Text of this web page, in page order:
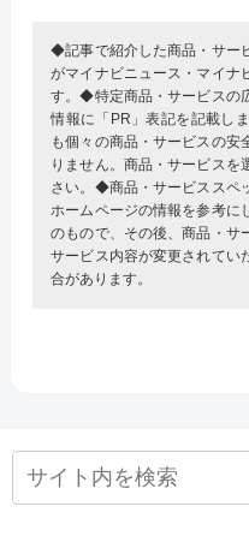
◆記事で紹介した商品・サー
がマイナビニュース・マイナ
す。◆特定商品・サービスの
情報に「PR」表記を記載し
も個々の商品・サービスの安
りません。商品・サービスを
さい。◆商品・サービススペ
ホームページの情報を参考
のもので、その後、商品・サ
サービス内容が変更されてい
合があります。